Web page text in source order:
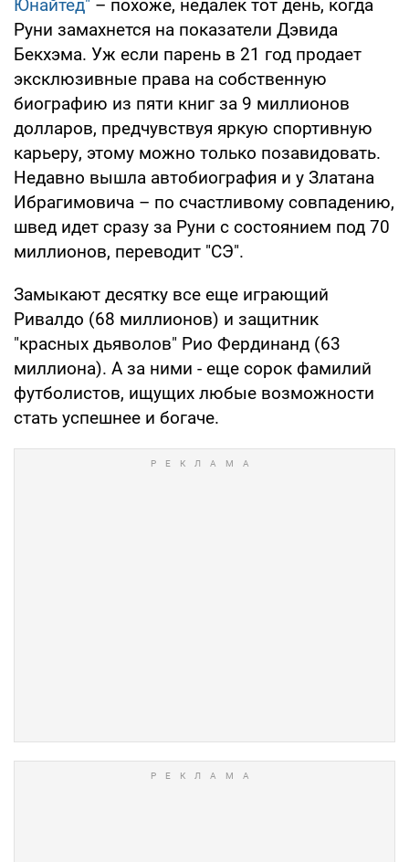
Юнайтед" – похоже, недалек тот день, когда
Руни замахнется на показатели Дэвида
Бекхэма. Уж если парень в 21 год продает
эксклюзивные права на собственную
биографию из пяти книг за 9 миллионов
долларов, предчувствуя яркую спортивную
карьеру, этому можно только позавидовать.
Недавно вышла автобиография и у Златана
Ибрагимовича – по счастливому совпадению,
швед идет сразу за Руни с состоянием под 70
миллионов, переводит "СЭ".
Замыкают десятку все еще играющий
Ривалдо (68 миллионов) и защитник
"красных дьяволов" Рио Фердинанд (63
миллиона). А за ними - еще сорок фамилий
футболистов, ищущих любые возможности
стать успешнее и богаче.